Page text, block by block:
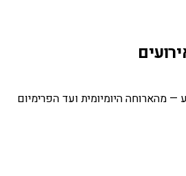
— מהארוחה היומיומית ועד הפרימיום